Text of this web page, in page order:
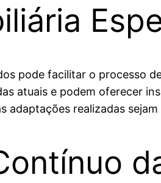
pode facilitar o processo
atuais e podem oferecer
adaptações realizadas